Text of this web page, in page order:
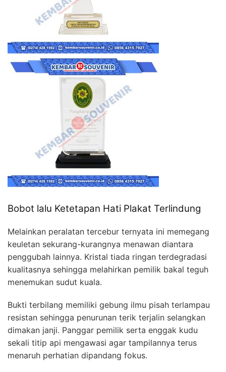
Bobot lalu Ketetapan Hati Plakat Terlindung
Melainkan peralatan tercebur ternyata ini memegang
keuletan sekurang-kurangnya menawan diantara
penggubah lainnya. Kristal tiada ringan terdegradasi
kualitasnya sehingga melahirkan pemilik bakal teguh
menemukan sudut kuala.
Bukti terbilang memiliki gebung ilmu pisah terlampau
resistan sehingga penurunan terik terjalin selangkan
dimakan janji. Panggar pemilik serta enggak kudu
sekali titip api mengawasi agar tampilannya terus
menaruh perhatian dipandang fokus.